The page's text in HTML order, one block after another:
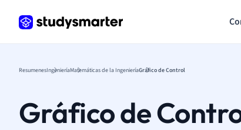
ResumenesIngenieríaMatemáticas de la IngenieríaGráfico de Control
Gráfico de